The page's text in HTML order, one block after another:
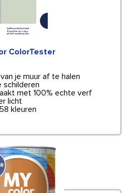
ColorTester
je muur af te halen
schilderen
met 100% echte verf
licht
kleuren